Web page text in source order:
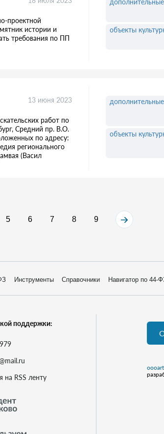
проектной
истории и
требования по ПП
объекты
13 июня 2023
работ по
Средний пр. В.О.
по адресу:
регионального
(Васил
объекты
5 6 7 8 9
Инструменты Справочники Навигатор по 44-
поддержки:
на RSS ленту